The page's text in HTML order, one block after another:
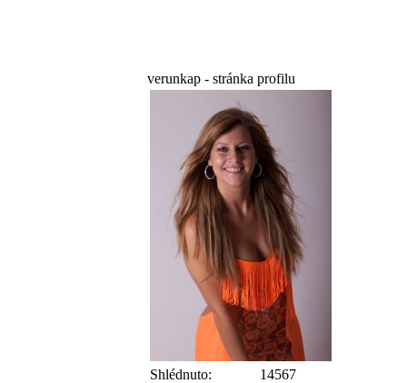
verunkap - stránka profilu
Shlédnuto:
14567